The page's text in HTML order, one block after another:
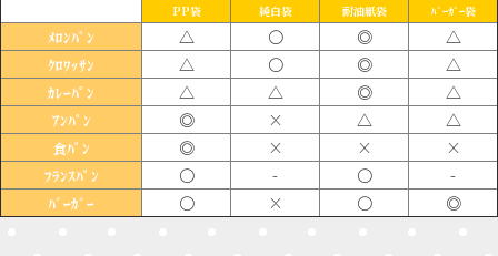
PP袋 純白袋 耐油紙袋 ﾊﾞｰｶﾞｰ袋
ﾒﾛﾝﾊﾟﾝ △ 〇 ◎ △
ｸﾛﾜｯｻﾝ △ 〇 ◎ △
ｶﾚｰﾊﾟﾝ △ △ ◎ △
ｱﾝﾊﾟﾝ ◎ × △ △
食ﾊﾟﾝ ◎ × × ×
ﾌﾗﾝｽﾊﾟﾝ 〇 - 〇 -
ﾊﾞｰｶﾞｰ 〇 × 〇 ◎